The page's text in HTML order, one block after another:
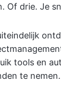
Of drie. Je
tools en
te nemen.